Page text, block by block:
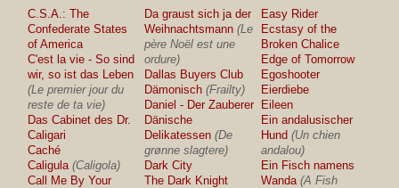
C.S.A.: The
Confederate States
of America
C'est la vie - So sind
wir, so ist das Leben
(Le premier jour du
reste de ta vie)
Das Cabinet des Dr.
Caligari
Caché
Caligula (Caligola)
Call Me By Your
Da graust sich ja der
Weihnachtsmann (Le
père Noël est une
ordure)
Dallas Buyers Club
Dämonisch (Frailty)
Daniel - Der Zauberer
Dänische
Delikatessen (De
grønne slagtere)
Dark City
The Dark Knight
Easy Rider
Ecstasy of the
Broken Chalice
Edge of Tomorrow
Egoshooter
Eierdiebe
Eileen
Ein andalusischer
Hund (Un chien
andalou)
Ein Fisch namens
Wanda (A Fish